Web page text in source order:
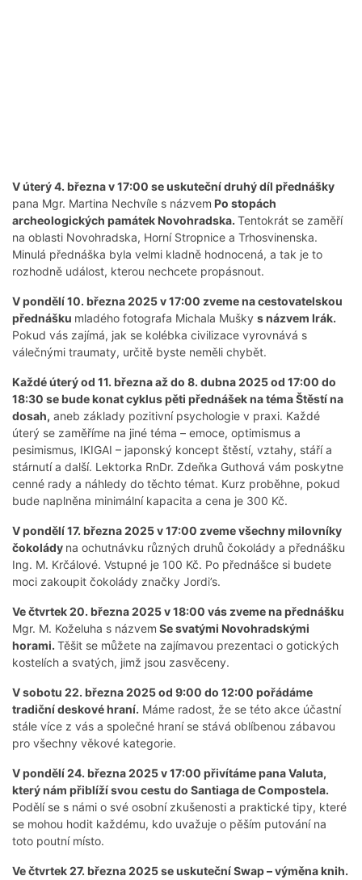
V úterý 4. března v 17:00 se uskuteční druhý díl přednášky
pana Mgr. Martina Nechvíle s názvem Po stopách
archeologických památek Novohradska. Tentokrát se zaměří
na oblasti Novohradska, Horní Stropnice a Trhosvinenska.
Minulá přednáška byla velmi kladně hodnocená, a tak je to
rozhodně událost, kterou nechcete propásnout.
V pondělí 10. března 2025 v 17:00 zveme na cestovatelskou
přednášku mladého fotografa Michala Mušky s názvem Irák.
Pokud vás zajímá, jak se kolébka civilizace vyrovnává s
válečnými traumaty, určitě byste neměli chybět.
Každé úterý od 11. března až do 8. dubna 2025 od 17:00 do
18:30 se bude konat cyklus pěti přednášek na téma Štěstí na
dosah, aneb základy pozitivní psychologie v praxi. Každé
úterý se zaměříme na jiné téma – emoce, optimismus a
pesimismus, IKIGAI – japonský koncept štěstí, vztahy, stáří a
stárnutí a další. Lektorka RnDr. Zdeňka Guthová vám poskytne
cenné rady a náhledy do těchto témat. Kurz proběhne, pokud
bude naplněna minimální kapacita a cena je 300 Kč.
V pondělí 17. března 2025 v 17:00 zveme všechny milovníky
čokolády na ochutnávku různých druhů čokolády a přednášku
Ing. M. Krčálové. Vstupné je 100 Kč. Po přednášce si budete
moci zakoupit čokolády značky Jordi’s.
Ve čtvrtek 20. března 2025 v 18:00 vás zveme na přednášku
Mgr. M. Koželuha s názvem Se svatými Novohradskými
horami. Těšit se můžete na zajímavou prezentaci o gotických
kostelích a svatých, jimž jsou zasvěceny.
V sobotu 22. března 2025 od 9:00 do 12:00 pořádáme
tradiční deskové hraní. Máme radost, že se této akce účastní
stále více z vás a společné hraní se stává oblíbenou zábavou
pro všechny věkové kategorie.
V pondělí 24. března 2025 v 17:00 přivítáme pana Valuta,
který nám přiblíží svou cestu do Santiaga de Compostela.
Podělí se s námi o své osobní zkušenosti a praktické tipy, které
se mohou hodit každému, kdo uvažuje o pěším putování na
toto poutní místo.
Ve čtvrtek 27. března 2025 se uskuteční Swap – výměna knih.